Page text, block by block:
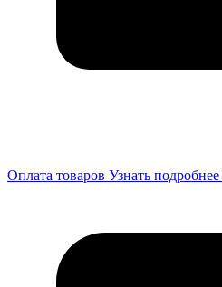
Оплата товаров Узнать